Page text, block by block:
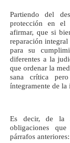
Partiendo del
protección en el
afirmar, que si
reparación
para su
diferentes a la
que ordenar la
sana crítica
íntegramente de la
Es decir, de la
obligaciones
párrafos anteriores: